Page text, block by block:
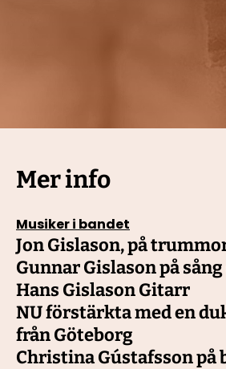
Mer info
Musiker i bandet
Jon Gislason, på
Gunnar Gislason på
Hans Gislason Gitarr
NU förstärkta med en
från Göteborg
Christina Gústafsson på